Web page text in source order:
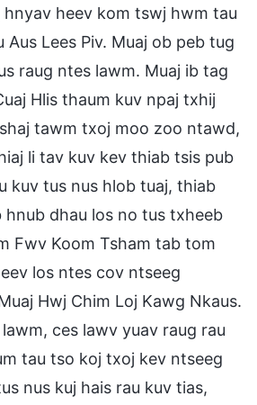
heev kom tswj hwm tau
Aus Lees Piv. Muaj ob peb tug
raug ntes lawm. Muaj ib tag
Hlis thaum kuv npaj txhij
tawm txoj moo zoo ntawd,
li tav kuv kev thiab tsis pub
kuv tus nus hlob tuaj, thiab
hnub dhau los no tus txheeb
Fwv Koom Tsham tab tom
los ntes cov ntseeg
Hwj Chim Loj Kawg Nkaus.
ces lawv yuav raug rau
tau tso koj txoj kev ntseeg
nus kuj hais rau kuv tias,